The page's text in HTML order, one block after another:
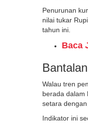
Penurunan
nilai tukar
tahun ini.
Baca
Walau tren
berada dalam
setara
Indikator ini